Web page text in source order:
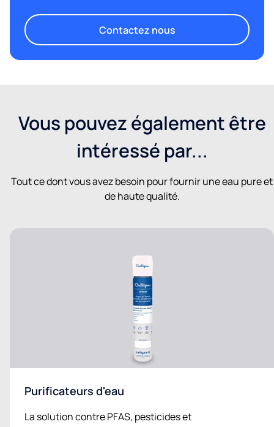
Contactez nous
Vous pouvez également être
intéressé par...
Tout ce dont vous avez besoin pour fournir une eau pure et
de haute qualité.
Purificateurs d'eau
La solution contre PFAS, pesticides et